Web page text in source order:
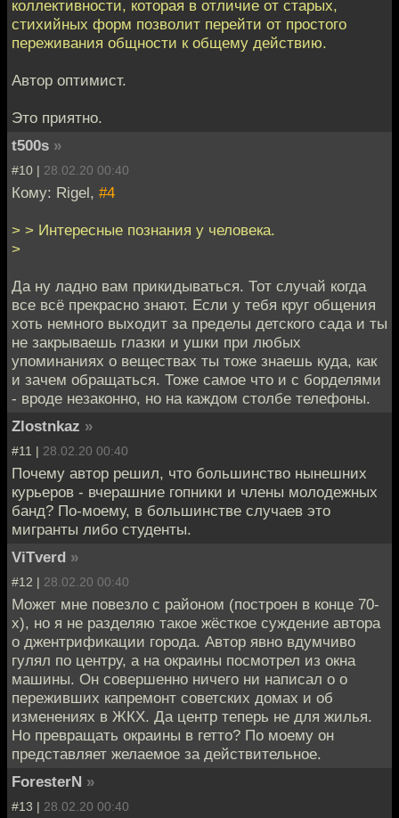
коллективности, которая в отличие от старых,
стихийных форм позволит перейти от простого
переживания общности к общему действию.
Автор оптимист.
Это приятно.
t500s »
#10 | 28.02.20 00:40
Кому: Rigel, #4
> > Интересные познания у человека.
>
Да ну ладно вам прикидываться. Тот случай когда
все всё прекрасно знают. Если у тебя круг общения
хоть немного выходит за пределы детского сада и ты
не закрываешь глазки и ушки при любых
упоминаниях о веществах ты тоже знаешь куда, как
и зачем обращаться. Тоже самое что и с борделями
- вроде незаконно, но на каждом столбе телефоны.
Zlostnkaz »
#11 | 28.02.20 00:40
Почему автор решил, что большинство нынешних
курьеров - вчерашние гопники и члены молодежных
банд? По-моему, в большинстве случаев это
мигранты либо студенты.
ViTverd »
#12 | 28.02.20 00:40
Может мне повезло с районом (построен в конце 70-
х), но я не разделяю такое жёсткое суждение автора
о джентрификации города. Автор явно вдумчиво
гулял по центру, а на окраины посмотрел из окна
машины. Он совершенно ничего ни написал о о
переживших капремонт советских домах и об
изменениях в ЖКХ. Да центр теперь не для жилья.
Но превращать окраины в гетто? По моему он
представляет желаемое за действительное.
ForesterN »
#13 | 28.02.20 00:40